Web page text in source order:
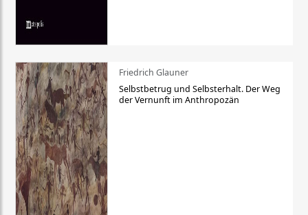
Friedrich Glauner
Selbstbetrug und Selbsterhalt. Der Weg
der Vernunft im Anthropozän